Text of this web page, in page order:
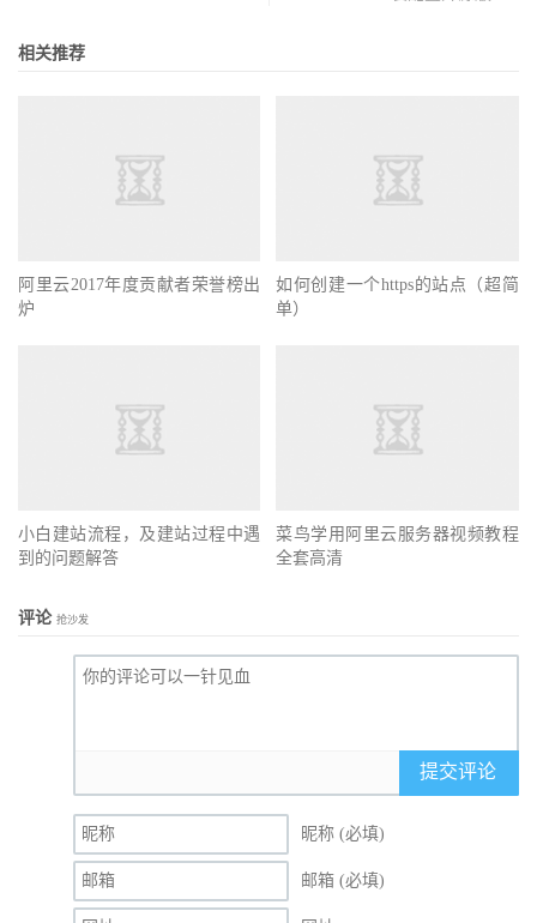
相关推荐
阿里云2017年度贡献者荣誉榜出
炉
如何创建一个https的站点（超简
单）
小白建站流程，及建站过程中遇
到的问题解答
菜鸟学用阿里云服务器视频教程
全套高清
评论 抢沙发
提交评论
昵称 (必填)
邮箱 (必填)